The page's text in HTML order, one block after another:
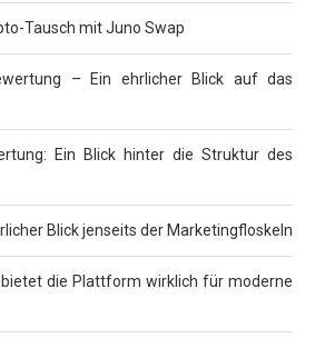
Tausch mit Juno Swap
– Ein ehrlicher Blick auf das
Ein Blick hinter die Struktur des
Blick jenseits der Marketingfloskeln
bietet die Plattform wirklich für moderne